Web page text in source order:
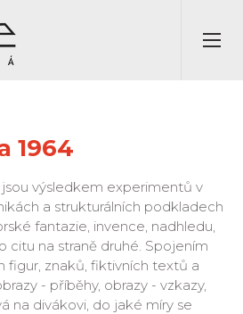
1964
výsledkem experimentů v
a strukturálních podkladech
fantazie, invence, nadhledu,
citu na straně druhé. Spojením
figur, znaků, fiktivních textů a
- příběhy, obrazy - vzkazy,
na divákovi, do jaké míry se